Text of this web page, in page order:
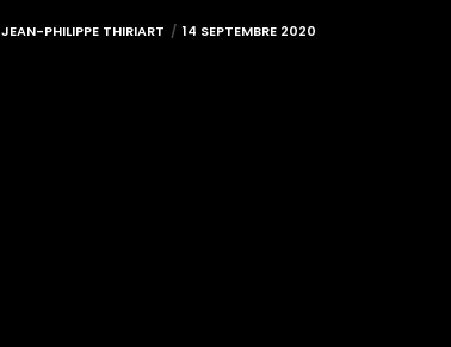
JEAN-PHILIPPE THIRIART 14 SEPTEMBRE 2020